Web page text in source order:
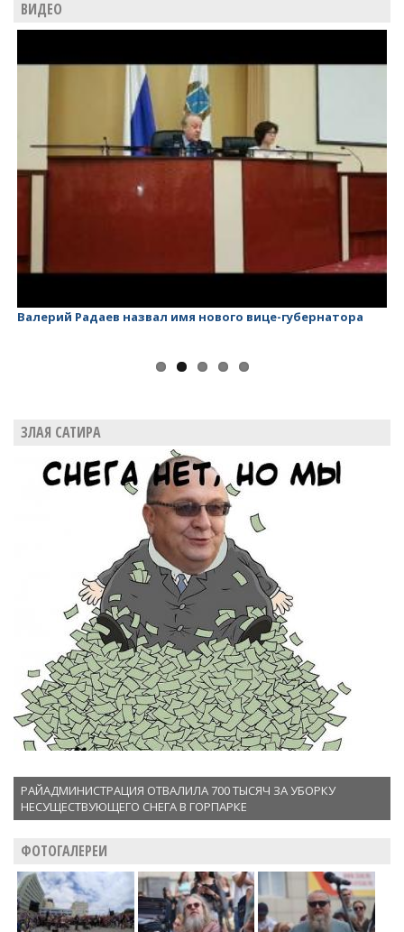
ВИДЕО
Валерий Радаев назвал имя нового вице-губернатора
ЗЛАЯ САТИРА
РАЙАДМИНИСТРАЦИЯ ОТВАЛИЛА 700 ТЫСЯЧ ЗА УБОРКУ
НЕСУЩЕСТВУЮЩЕГО СНЕГА В ГОРПАРКЕ
ФОТОГАЛЕРЕИ